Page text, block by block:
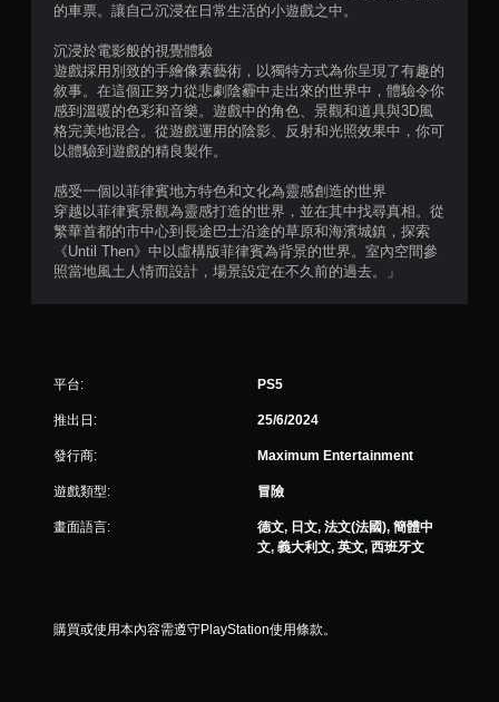
的車票。讓自己沉浸在日常生活的小遊戲之中。
沉浸於電影般的視覺體驗
遊戲採用別致的手繪像素藝術，以獨特方式為你呈現了有趣的
敘事。在這個正努力從悲劇陰霾中走出來的世界中，體驗令你
感到溫暖的色彩和音樂。遊戲中的角色、景觀和道具與3D風
格完美地混合。從遊戲運用的陰影、反射和光照效果中，你可
以體驗到遊戲的精良製作。
感受一個以菲律賓地方特色和文化為靈感創造的世界
穿越以菲律賓景觀為靈感打造的世界，並在其中找尋真相。從
繁華首都的市中心到長途巴士沿途的草原和海濱城鎮，探索
《Until Then》中以虛構版菲律賓為背景的世界。室內空間參
照當地風土人情而設計，場景設定在不久前的過去。」
平台: PS5
推出日: 25/6/2024
發行商: Maximum Entertainment
遊戲類型: 冒險
畫面語言:
德文, 日文, 法文(法國), 簡體中
文, 義大利文, 英文, 西班牙文
購買或使用本內容需遵守PlayStation使用條款。